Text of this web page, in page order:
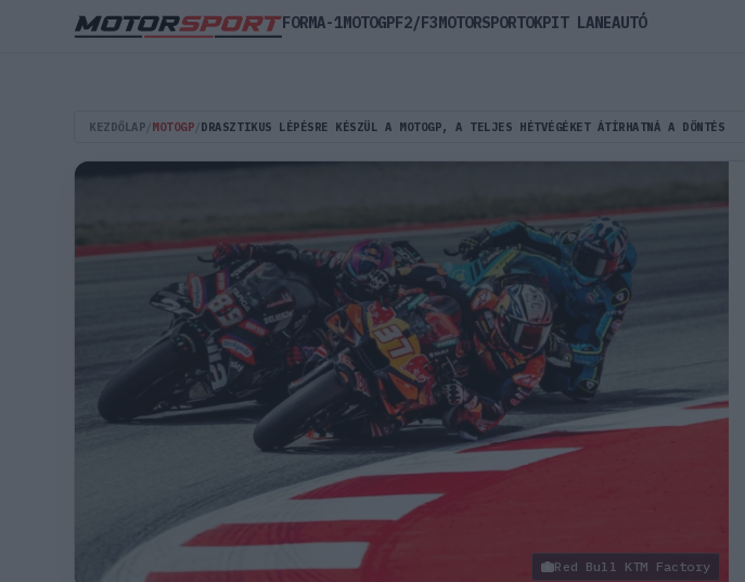
KEZDŐLAP MOTOGP DRASZTIKUS LÉPÉSRE KÉSZÜL A MOTOGP, A TELJES HÉTVÉGÉKET ÁTÍRHATNÁ A DÖNTÉS
Red Bull KTM Factory
FORMA-1MOTOGPF2/F3MOTORSPORTOKPIT LANEAUTÓ